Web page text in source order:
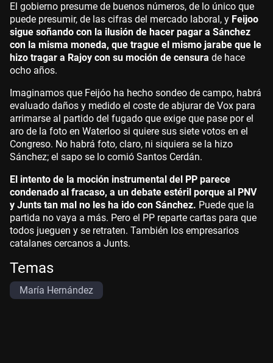
El gobierno presume de buenos números, de lo único que
puede presumir, de las cifras del mercado laboral, y Feijoo
sigue soñando con la ilusión de hacer pagar a Sánchez
con la misma moneda, que trague el mismo jarabe que le
hizo tragar a Rajoy con su moción de censura de hace
ocho años.
Imaginamos que Feijóo ha hecho sondeo de campo, habrá
evaluado daños y medido el coste de abjurar de Vox para
arrimarse al partido del fugado que exige que pase por el
aro de la foto en Waterloo si quiere sus siete votos en el
Congreso. No habrá foto, claro, ni siquiera se la hizo
Sánchez; el sapo se lo comió Santos Cerdán.
El intento de la moción instrumental del PP parece
condenado al fracaso, a un debate estéril porque al PNV
y Junts tan mal no les ha ido con Sánchez. Puede que la
partida no vaya a más. Pero el PP reparte cartas para que
todos jueguen y se retraten. También los empresarios
catalanes cercanos a Junts.
Temas
María Hernández